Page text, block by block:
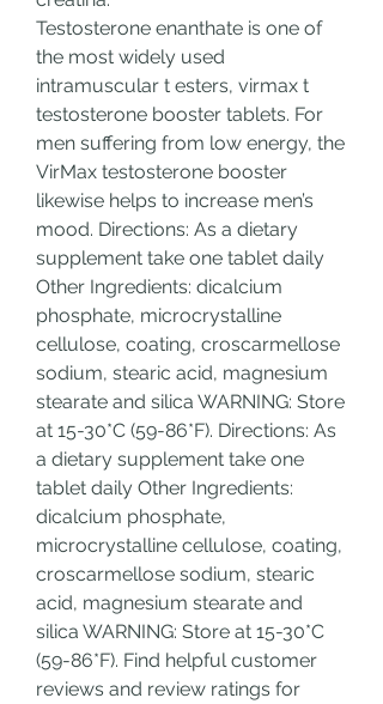
Testosterone enanthate is one of
the most widely used
intramuscular t esters, virmax t
testosterone booster tablets. For
men suffering from low energy, the
VirMax testosterone booster
likewise helps to increase men’s
mood. Directions: As a dietary
supplement take one tablet daily
Other Ingredients: dicalcium
phosphate, microcrystalline
cellulose, coating, croscarmellose
sodium, stearic acid, magnesium
stearate and silica WARNING: Store
at 15-30*C (59-86*F). Directions: As
a dietary supplement take one
tablet daily Other Ingredients:
dicalcium phosphate,
microcrystalline cellulose, coating,
croscarmellose sodium, stearic
acid, magnesium stearate and
silica WARNING: Store at 15-30*C
(59-86*F). Find helpful customer
reviews and review ratings for